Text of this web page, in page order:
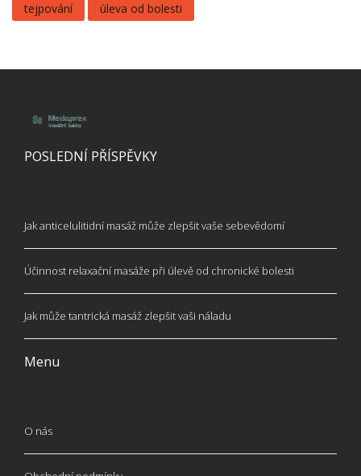
tejpování úleva od bolesti
POSLEDNÍ PŘÍSPĚVKY
Jak anticelulitidní masáž může zlepšit vaše sebevědomí
Účinnost relaxační masáže při úlevě od chronické bolesti
Jak může tantrická masáž zlepšit vaši náladu
Menu
O nás